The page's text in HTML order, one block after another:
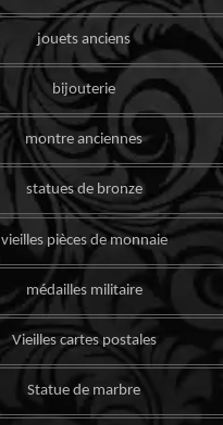
jouets anciens
bijouterie
montre anciennes
statues de bronze
vieilles pièces de monnaie
médailles militaire
Vieilles cartes postales
Statue de marbre